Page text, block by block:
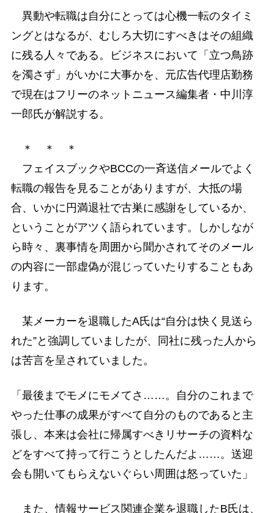
異動や転職は自分にとっては心機一転のタイミ
ングとはなるが、むしろ大切にすべきはその組織
に残る人々である。ビジネスにおいて「立つ鳥跡
を濁さず」がいかに大事かを、元広告代理店勤務
で現在はフリーのネットニュース編集者・中川淳
一郎氏が解説する。
＊ ＊ ＊
フェイスブックやBCCの一斉送信メールでよく
転職の報告を見ることがありますが、大抵の場
合、いかに円満退社で古巣に感謝をしているか、
ということがアツく語られています。しかしなが
ら時々、裏事情を周囲から聞かされてそのメール
の内容に一部虚偽が混じっていたりすることもあ
ります。
某メーカーを退職したA氏は“自分は快く見送ら
れた”と強調していましたが、同社に残った人から
は苦言を呈されていました。
「最後までモメにモメてさ……。自分のこれまで
やった仕事の成果がすべて自分のものであると主
張し、本来は会社に帰属すべきリサーチの資料な
どをすべて持って行こうとしたんだよ……。送迎
会も開いてもらえないぐらい周囲は怒っていた」
また、情報サービス関連企業を退職したB氏は、